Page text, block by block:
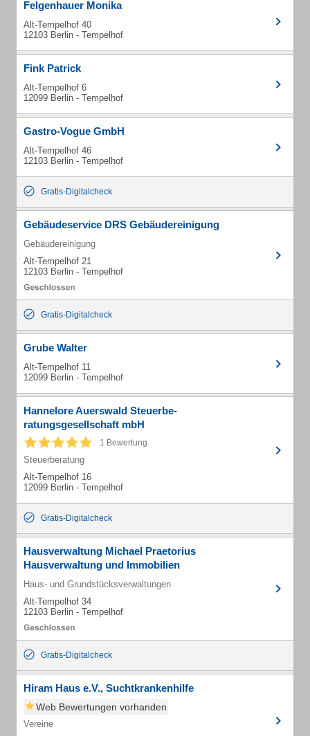
Felgenhauer Monika
Alt-Tempelhof 40
12103 Berlin - Tempelhof
Fink Patrick
Alt-Tempelhof 6
12099 Berlin - Tempelhof
Gastro-Vogue GmbH
Alt-Tempelhof 46
12103 Berlin - Tempelhof
Gratis-Digitalcheck
Gebäudeservice DRS Gebäudereinigung
Gebäudereinigung
Alt-Tempelhof 21
12103 Berlin - Tempelhof
Gratis-Digitalcheck
Grube Walter
Alt-Tempelhof 11
12099 Berlin - Tempelhof
Hannelore Auerswald Steuerbe-
ratungsgesellschaft mbH
1 Bewertung
Steuerberatung
Alt-Tempelhof 16
12099 Berlin - Tempelhof
Gratis-Digitalcheck
Hausverwaltung Michael Praetorius
Hausverwaltung und Immobilien
Haus- und Grundstücksverwaltungen
Alt-Tempelhof 34
12103 Berlin - Tempelhof
Gratis-Digitalcheck
Hiram Haus e.V., Suchtkrankenhilfe
Web Bewertungen vorhanden
Vereine